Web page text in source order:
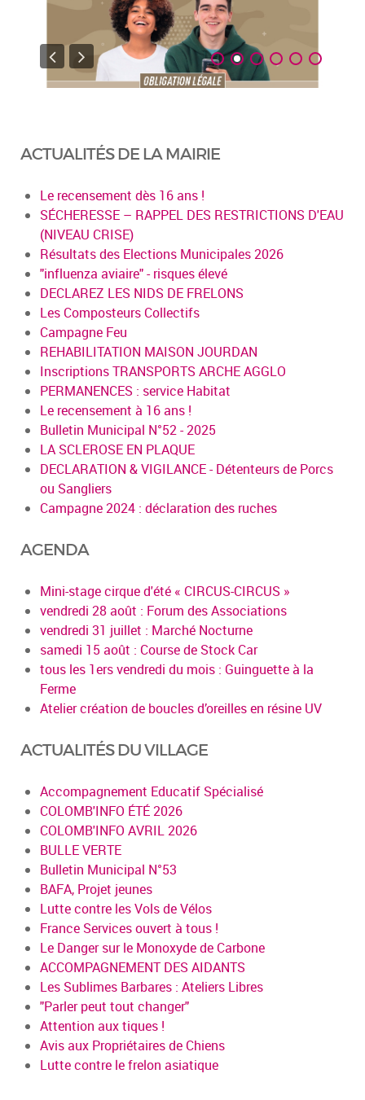
ACTUALITÉS DE LA MAIRIE
Le recensement dès 16 ans !
SÉCHERESSE – RAPPEL DES RESTRICTIONS D'EAU
(NIVEAU CRISE)
Résultats des Elections Municipales 2026
"influenza aviaire" - risques élevé
DECLAREZ LES NIDS DE FRELONS
Les Composteurs Collectifs
Campagne Feu
REHABILITATION MAISON JOURDAN
Inscriptions TRANSPORTS ARCHE AGGLO
PERMANENCES : service Habitat
Le recensement à 16 ans !
Bulletin Municipal N°52 - 2025
LA SCLEROSE EN PLAQUE
DECLARATION & VIGILANCE - Détenteurs de Porcs
ou Sangliers
Campagne 2024 : déclaration des ruches
AGENDA
Mini-stage cirque d'été « CIRCUS-CIRCUS »
vendredi 28 août : Forum des Associations
vendredi 31 juillet : Marché Nocturne
samedi 15 août : Course de Stock Car
tous les 1ers vendredi du mois : Guinguette à la
Ferme
Atelier création de boucles d’oreilles en résine UV
ACTUALITÉS DU VILLAGE
Accompagnement Educatif Spécialisé
COLOMB'INFO ÉTÉ 2026
COLOMB'INFO AVRIL 2026
BULLE VERTE
Bulletin Municipal N°53
BAFA, Projet jeunes
Lutte contre les Vols de Vélos
France Services ouvert à tous !
Le Danger sur le Monoxyde de Carbone
ACCOMPAGNEMENT DES AIDANTS
Les Sublimes Barbares : Ateliers Libres
"Parler peut tout changer"
Attention aux tiques !
Avis aux Propriétaires de Chiens
Lutte contre le frelon asiatique